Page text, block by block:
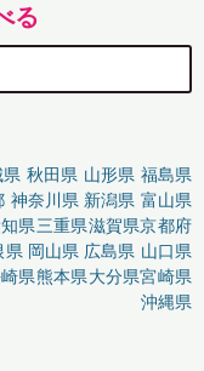
る
秋田県 山形県 福島県
神奈川県 新潟県 富山県
県三重県滋賀県京都府
県 岡山県 広島県 山口県
県熊本県大分県宮崎県
沖縄県